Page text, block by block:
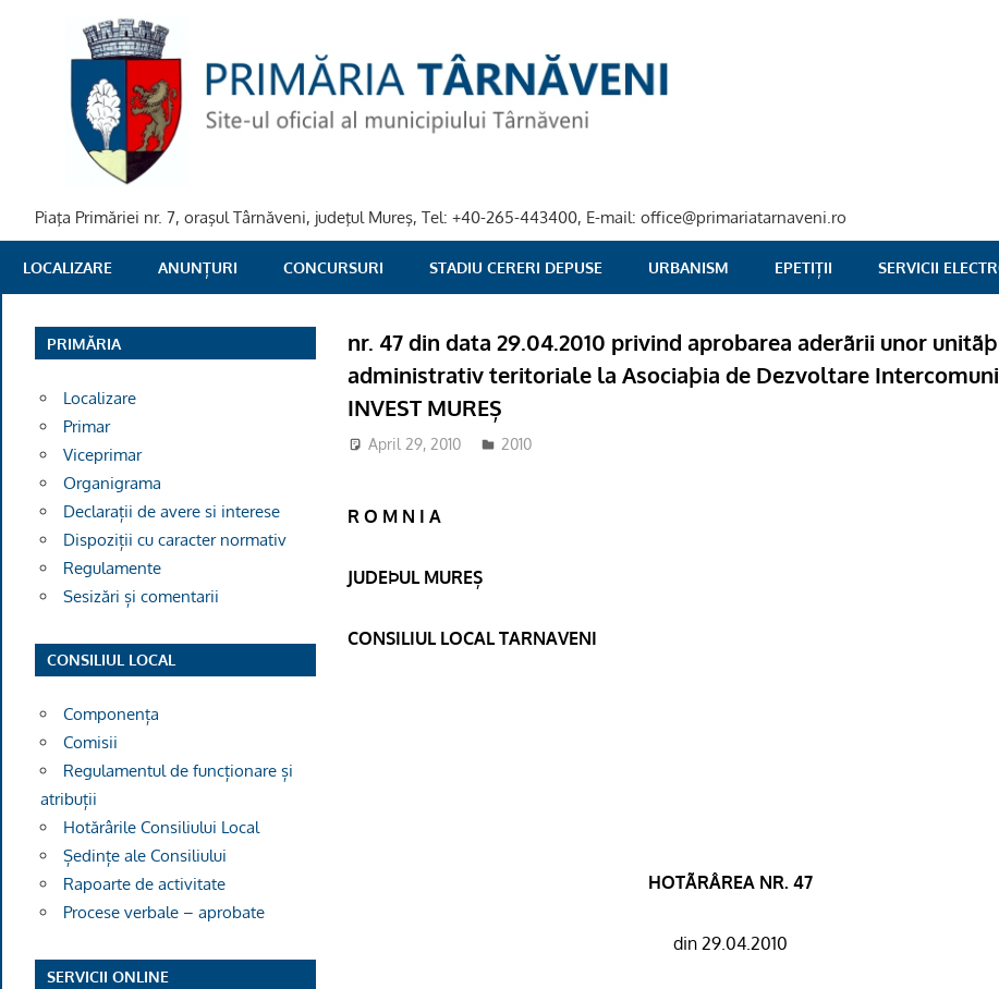
PRIMARIA
TARNAVENI
Piaţa Primăriei nr. 7, oraşul Târnăveni, judeţul Mureş, Tel: +40-265-443400, E-mail: office@primariatarnaveni.ro
LOCALIZARE ANUNȚURI CONCURSURI STADIU CERERI DEPUSE URBANISM EPETIȚII SERVICII
nr. 47 din data 29.04.2010 privind aprobarea aderãrii unor
administrativ teritoriale la Asociaþia de Dezvoltare
INVEST MUREȘ
April 29, 2010 2010
R O M N I A
JUDEÞUL MUREȘ
CONSILIUL LOCAL TARNAVENI
HOTÃRÂREA NR. 47
din 29.04.2010
PRIMĂRIA
Localizare
Primar
Viceprimar
Organigrama
Declarații de avere si interese
Dispoziții cu caracter normativ
Regulamente
Sesizări și comentarii
CONSILIUL LOCAL
Componența
Comisii
Regulamentul de funcționare și
atribuții
Hotărârile Consiliului Local
Ședințe ale Consiliului
Rapoarte de activitate
Procese verbale – aprobate
SERVICII ONLINE